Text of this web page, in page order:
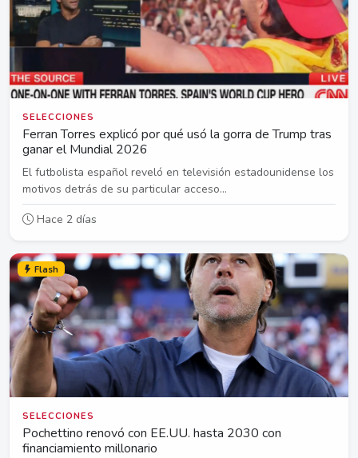
SELECCIONES
Ferran Torres explicó por qué usó la gorra de Trump tras
ganar el Mundial 2026
El futbolista español reveló en televisión estadounidense los
motivos detrás de su particular acceso...
Hace 2 días
Flash
SELECCIONES
Pochettino renovó con EE.UU. hasta 2030 con
financiamiento millonario